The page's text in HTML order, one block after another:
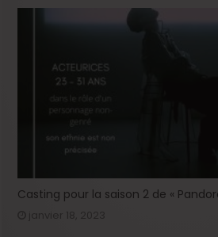
Casting pour la saison 2 de «